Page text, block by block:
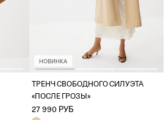
НОВИНКА
ТРЕНЧ СВОБОДНОГО СИЛУЭТА
«ПОСЛЕ ГРОЗЫ»
27 990 РУБ